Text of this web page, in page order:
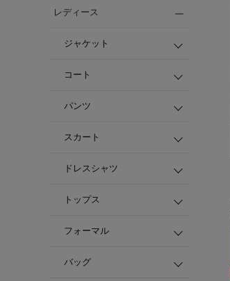
レディース
ジャケット
コート
パンツ
スカート
ドレスシャツ
トップス
フォーマル
バッグ